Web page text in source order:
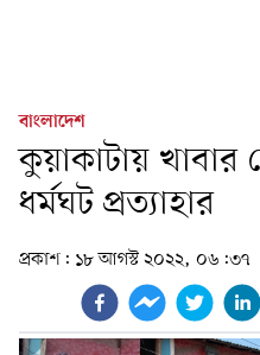
বাংলাদেশ
কুয়াকাটায়
ধর্মঘট প্রত্যাহার
প্রকাশ: ১৮ আগস্ট ২০২২, ০৬:৩৭